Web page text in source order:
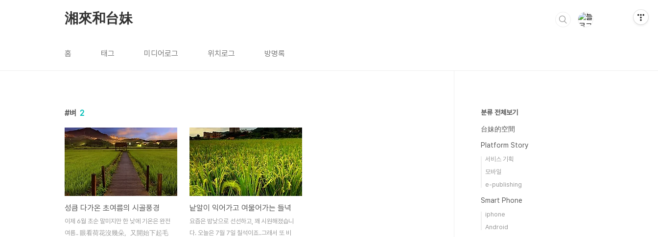
湘來和台妹
홈 태그 미디어로그 위치로그 방명록
벼 2
성큼 다가온 초여름의 시골풍경
이제 6월 초순 말미지만 한 낮에 기온은 완전
여름.. 眼看荷花沒幾朵，又開始下起毛
낱알이 익어가고 여물어가는 들녁
요즘은 밤낮으로 선선하고, 꽤 시원해졌습니
다. 오늘은 7월 7일 칠석이죠..그래서 또 비
분류 전체보기
台妹的空間
Platform Story
서비스 기획
모바일
e-publishing
Smart Phone
iphone
Android